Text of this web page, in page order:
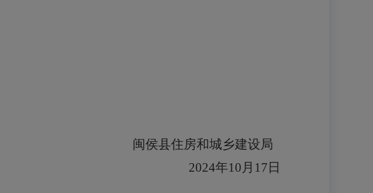
闽侯县住房和城乡建设局
2024年10 月 17 日